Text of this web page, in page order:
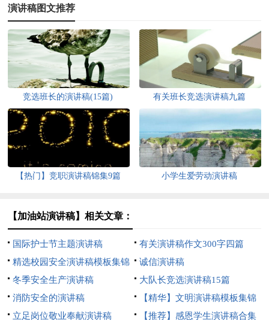
演讲稿图文推荐
竞选班长的演讲稿(15篇) 有关班长竞选演讲稿九篇
【热门】竞职演讲稿锦集9篇 小学生爱劳动演讲稿
【加油站演讲稿】相关文章：
国际护士节主题演讲稿
有关演讲稿作文300字四篇
精选校园安全演讲稿模板集锦
4篇
诚信演讲稿
冬季安全生产演讲稿
大队长竞选演讲稿15篇
消防安全的演讲稿
【精华】文明演讲稿模板集锦
五篇
立足岗位敬业奉献演讲稿 【推荐】感恩学生演讲稿合集